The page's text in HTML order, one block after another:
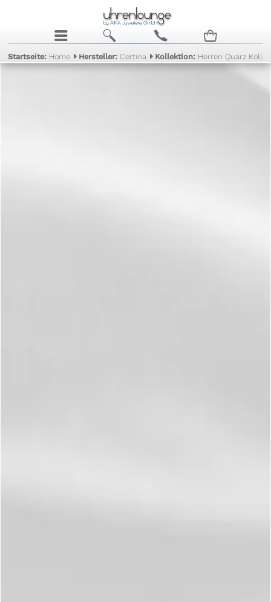
j b c n
Startseite: Home Hersteller:Certina Kollektion: Herren Quarz